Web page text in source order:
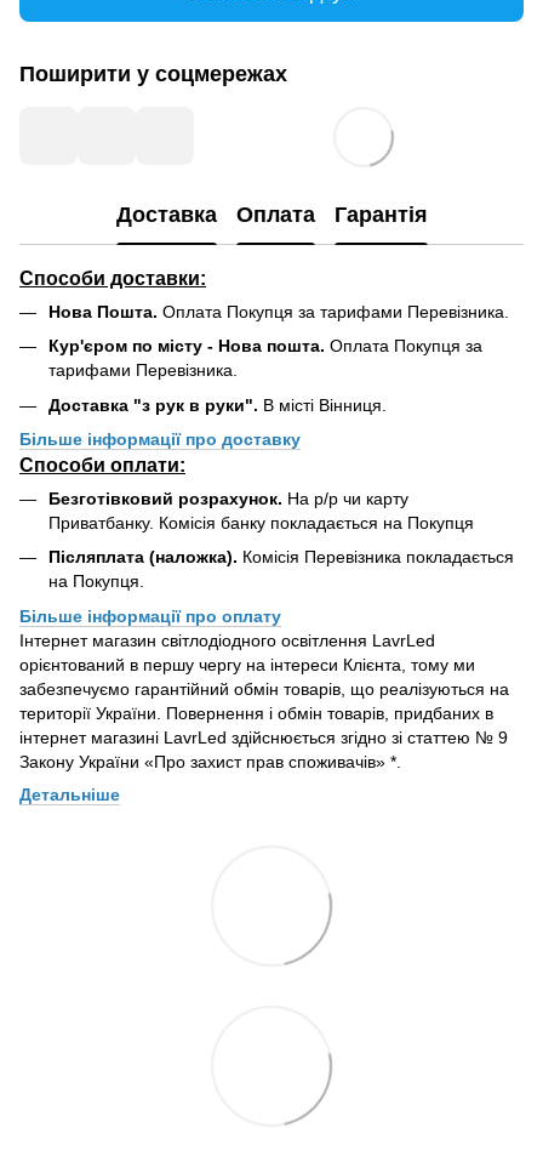
Поширити у соцмережах
Доставка Оплата Гарантія
Способи доставки:
Нова Пошта. Оплата Покупця за тарифами Перевізника.
Кур'єром по місту - Нова пошта. Оплата Покупця за
тарифами Перевізника.
Доставка "з рук в руки". В місті Вінниця.
Більше інформації про доставку
Способи оплати:
Безготівковий розрахунок. На р/р чи карту
Приватбанку. Комісія банку покладається на Покупця
Післяплата (наложка). Комісія Перевізника покладається
на Покупця.
Більше інформації про оплату
Інтернет магазин світлодіодного освітлення LavrLed
орієнтований в першу чергу на інтереси Клієнта, тому ми
забезпечуємо гарантійний обмін товарів, що реалізуються на
території України. Повернення і обмін товарів, придбаних в
інтернет магазині LavrLed здійснюється згідно зі статтею № 9
Закону України «Про захист прав споживачів» *.
Детальніше